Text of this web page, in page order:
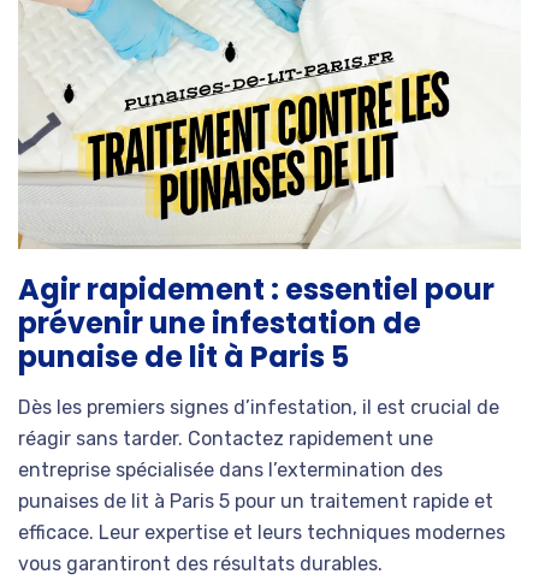
Agir rapidement : essentiel pour
prévenir une infestation de
punaise de lit à Paris 5
Dès les premiers signes d’infestation, il est crucial de
réagir sans tarder. Contactez rapidement une
entreprise spécialisée dans l’extermination des
punaises de lit à Paris 5 pour un traitement rapide et
efficace. Leur expertise et leurs techniques modernes
vous garantiront des résultats durables.